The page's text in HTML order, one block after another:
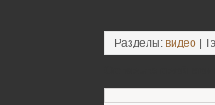
Разделы: видео |